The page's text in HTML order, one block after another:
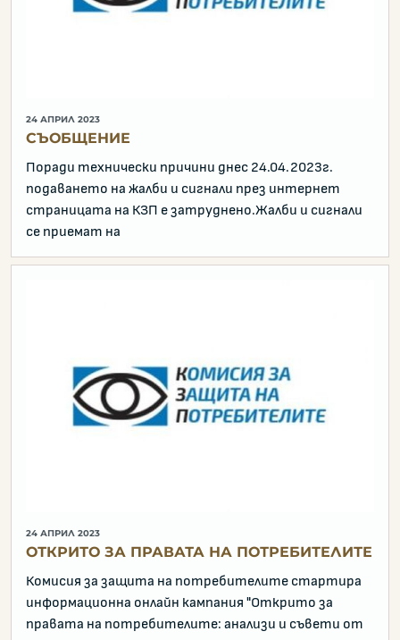
24 АПРИЛ 2023
СЪОБЩЕНИЕ
Поради технически причини днес 24.04.2023г.
подаването на жалби и сигнали през интернет
страницата на КЗП е затруднено.Жалби и сигнали
се приемат на
24 АПРИЛ 2023
ОТКРИТО ЗА ПРАВАТА НА ПОТРЕБИТЕЛИТЕ
Комисия за защита на потребителите стартира
информационна онлайн кампания "Открито за
правата на потребителите: анализи и съвети от